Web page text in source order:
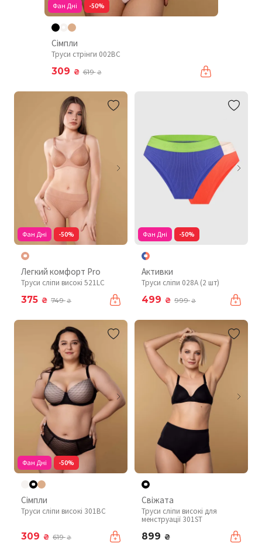
Фан Дні -50%
Сімпли
Труси стрінги 002BC
309 ₴ 619₴
Фан Дні -50%
Легкий комфорт Pro
Труси сліпи високі 521LC
375 ₴ 749₴
Фан Дні -50%
Активки
Труси сліпи 028A (2 шт)
499 ₴ 999₴
Фан Дні -50%
Сімпли
Труси сліпи високі 301BC
309 ₴ 619₴
Свіжата
Труси сліпи високі для
менструації 301ST
899 ₴